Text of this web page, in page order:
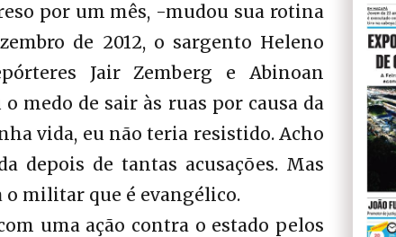
por um mês, -mudou sua rotina
de 2012, o sargento Heleno
Jair Zemberg e Abinoan
medo de sair às ruas por causa da
vida, eu não teria resistido. Acho
depois de tantas acusações. Mas
o militar que é evangélico.
uma ação contra o estado pelos